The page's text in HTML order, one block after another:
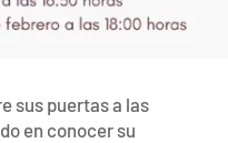
sus puertas a las
en conocer su